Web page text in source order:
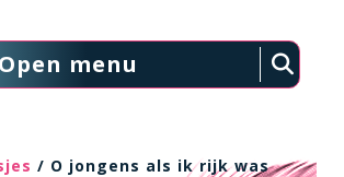
Open menu
/ O jongens als ik rijk was